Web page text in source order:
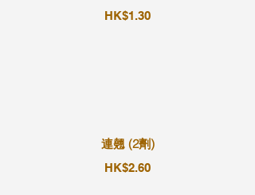
HK$1.30
連翹 (2劑)
HK$2.60